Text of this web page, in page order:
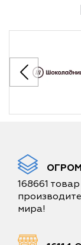
168661
мира!